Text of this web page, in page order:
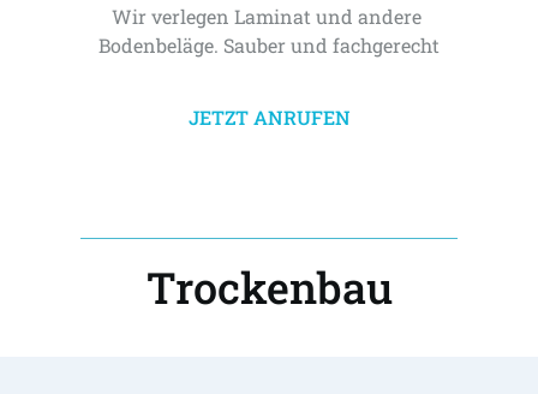
Wir verlegen Laminat und andere
Bodenbeläge. Sauber und fachgerecht
JETZT ANRUFEN
Trockenbau